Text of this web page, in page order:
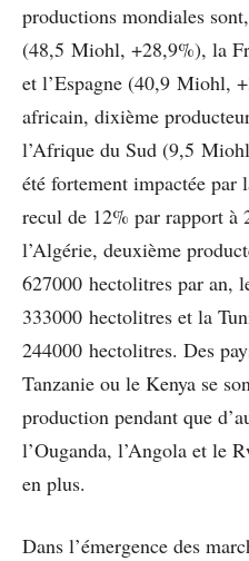
productions mondiales
(48,5 Miohl, +28,9%), la
et l’Espagne (40,9 Miohl,
africain, dixième
l’Afrique du Sud (9,5
été fortement impactée par
recul de 12% par rapport à
l’Algérie, deuxième
627000 hectolitres par an,
333000 hectolitres et la
244000 hectolitres. Des
Tanzanie ou le Kenya se
production pendant que
l’Ouganda, l’Angola et le
en plus.
Dans l’émergence des